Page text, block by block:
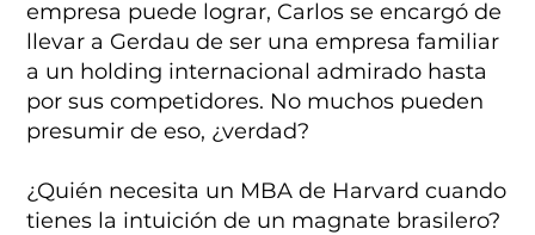
empresa puede lograr, Carlos se encargó de
llevar a Gerdau de ser una empresa familiar
a un holding internacional admirado hasta
por sus competidores. No muchos pueden
presumir de eso, ¿verdad?
¿Quién necesita un MBA de Harvard cuando
tienes la intuición de un magnate brasilero?